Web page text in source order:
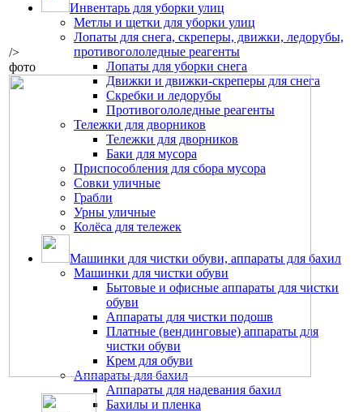
Инвентарь для уборки улиц
Метлы и щетки для уборки улиц
Лопаты для снега, скреперы, движки, ледорубы,
противогололедные реагенты
Лопаты для уборки снега
Движки и движки-скреперы для снега
Скребки и ледорубы
Противогололедные реагенты
Тележки для дворников
Тележки для дворников
Баки для мусора
Приспособления для сбора мусора
Совки уличные
Грабли
Урны уличные
Колёса для тележек
Машинки для чистки обуви, аппараты для бахил
Машинки для чистки обуви
Бытовые и офисные аппараты для чистки
обуви
Аппараты для чистки подошв
Платные (вендинговые) аппараты для
чистки обуви
Крем для обуви
Аппараты для бахил
Аппараты для надевания бахил
Бахилы и пленка
/>
фото